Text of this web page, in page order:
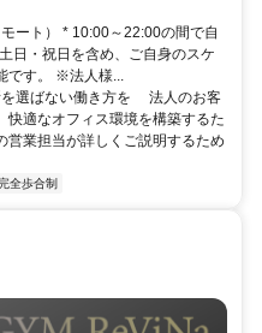
ート） * 10:00～22:00の間で自
日・祝日を含め、ご自身のスケ
です。 ※法人様...
を選ばない働き方を 法人のお客
快適なオフィス環境を構築するた
営業担当が詳しくご説明するため
全歩合制